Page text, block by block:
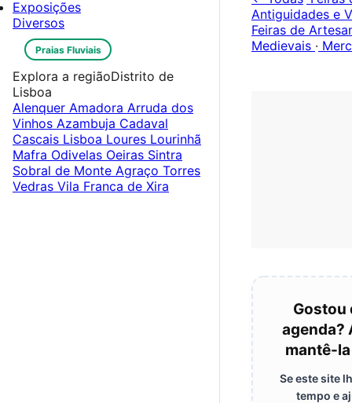
Antiguidades e
Feiras de
Medievais ·
Gostou
agenda?
mantê-
Se este site
tempo e
Exposições
Diversos
Praias Fluviais
Explora a regiãoDistrito de
Lisboa
Alenquer Amadora Arruda dos
Vinhos Azambuja Cadaval
Cascais Lisboa Loures Lourinhã
Mafra Odivelas Oeiras Sintra
Sobral de Monte Agraço Torres
Vedras Vila Franca de Xira